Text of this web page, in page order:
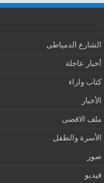
الشارع الدمياطى
أخبار عاجلة
كتاب واراء
الأخبار
ملف الاقصى
الأسرة والطفل
صور
فيديو